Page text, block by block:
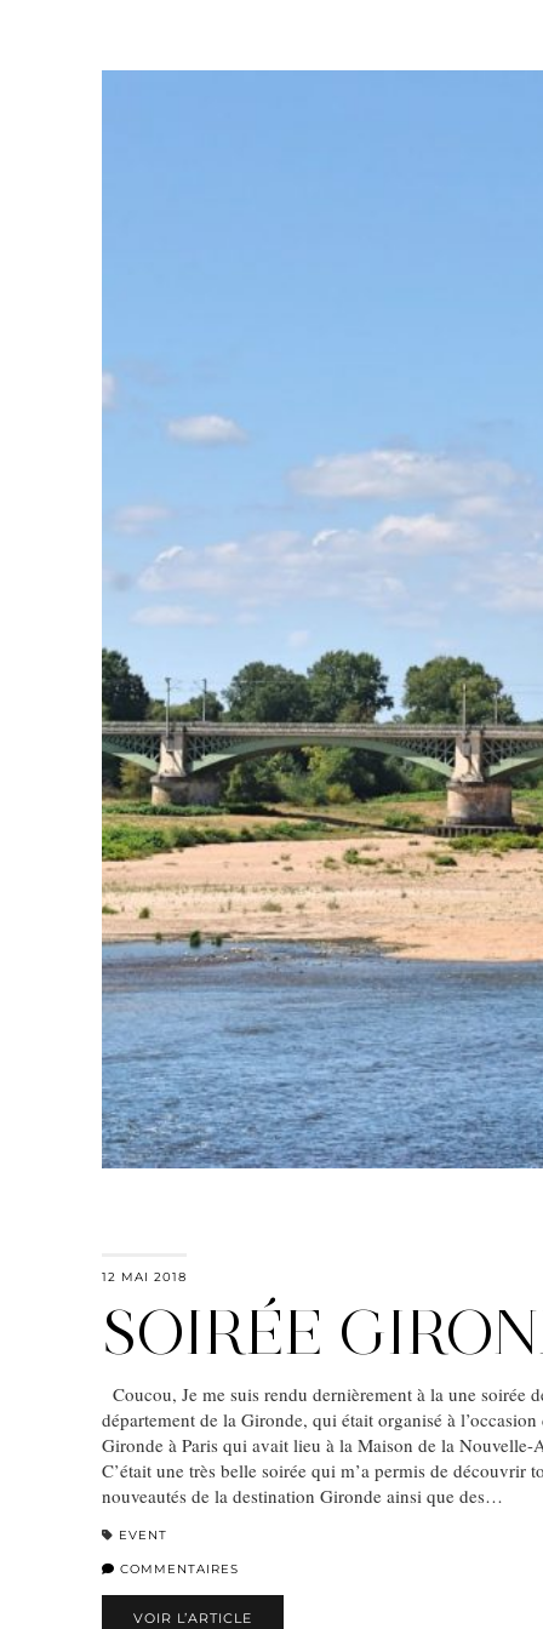
12 MAI 2018
SOIRÉE
Coucou, Je me suis rendu dernièrement à la une soirée
département de la Gironde, qui était organisé à
Gironde à Paris qui avait lieu à la Maison de la Nouvelle-
C’était une très belle soirée qui m’a permis de découvrir
nouveautés de la destination Gironde ainsi que des…
EVENT
COMMENTAIRES
VOIR L’ARTICLE